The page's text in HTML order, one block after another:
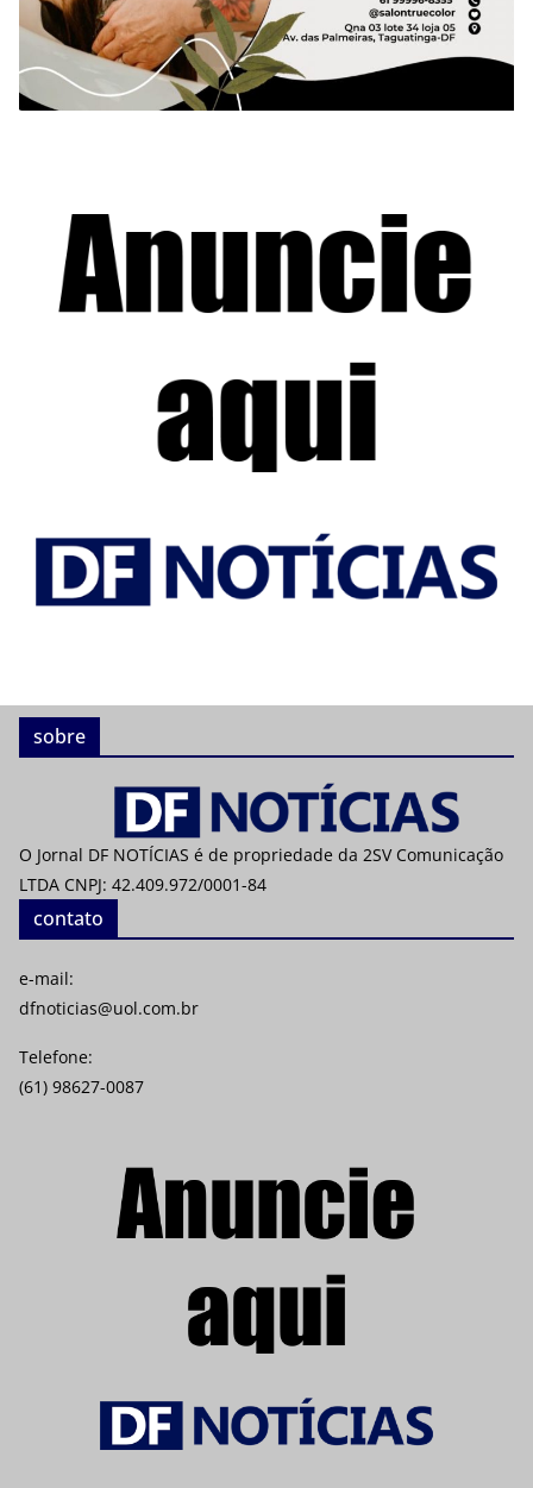
sobre
O Jornal DF NOTÍCIAS é de propriedade da 2SV Comunicação
LTDA CNPJ: 42.409.972/0001-84
contato
e-mail:
dfnoticias@uol.com.br
Telefone:
(61) 98627-0087